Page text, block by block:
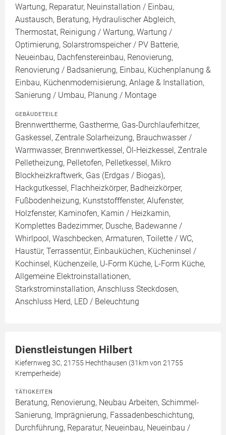
Wartung, Reparatur, Neuinstallation / Einbau,
Austausch, Beratung, Hydraulischer Abgleich,
Thermostat, Reinigung / Wartung, Wartung /
Optimierung, Solarstromspeicher / PV Batterie,
Neueinbau, Dachfenstereinbau, Renovierung,
Renovierung / Badsanierung, Einbau, Küchenplanung &
Einbau, Küchenmodernisierung, Anlage & Installation,
Sanierung / Umbau, Planung / Montage
GEBÄUDETEILE
Brennwerttherme, Gastherme, Gas-Durchlauferhitzer,
Gaskessel, Zentrale Solarheizung, Brauchwasser /
Warmwasser, Brennwertkessel, Öl-Heizkessel, Zentrale
Pelletheizung, Pelletofen, Pelletkessel, Mikro
Blockheizkraftwerk, Gas (Erdgas / Biogas),
Hackgutkessel, Flachheizkörper, Badheizkörper,
Fußbodenheizung, Kunststofffenster, Alufenster,
Holzfenster, Kaminofen, Kamin / Heizkamin,
Komplettes Badezimmer, Dusche, Badewanne /
Whirlpool, Waschbecken, Armaturen, Toilette / WC,
Haustür, Terrassentür, Einbauküchen, Kücheninsel /
Kochinsel, Küchenzeile, U-Form Küche, L-Form Küche,
Allgemeine Elektroinstallationen,
Starkstrominstallation, Anschluss Steckdosen,
Anschluss Herd, LED / Beleuchtung
Dienstleistungen Hilbert
Kiefernweg 3C, 21755 Hechthausen (31km von 21755
Kremperheide)
TÄTIGKEITEN
Beratung, Renovierung, Neubau Arbeiten, Schimmel-
Sanierung, Imprägnierung, Fassadenbeschichtung,
Durchführung, Reparatur, Neueinbau, Neueinbau /